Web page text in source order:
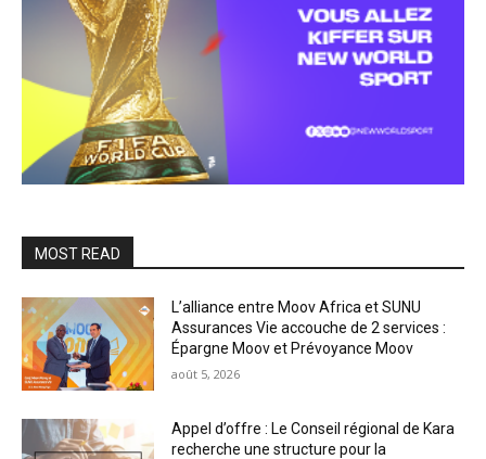
MOST READ
L’alliance entre Moov Africa et SUNU
Assurances Vie accouche de 2 services :
Épargne Moov et Prévoyance Moov
août 5, 2026
Appel d’offre : Le Conseil régional de Kara
recherche une structure pour la